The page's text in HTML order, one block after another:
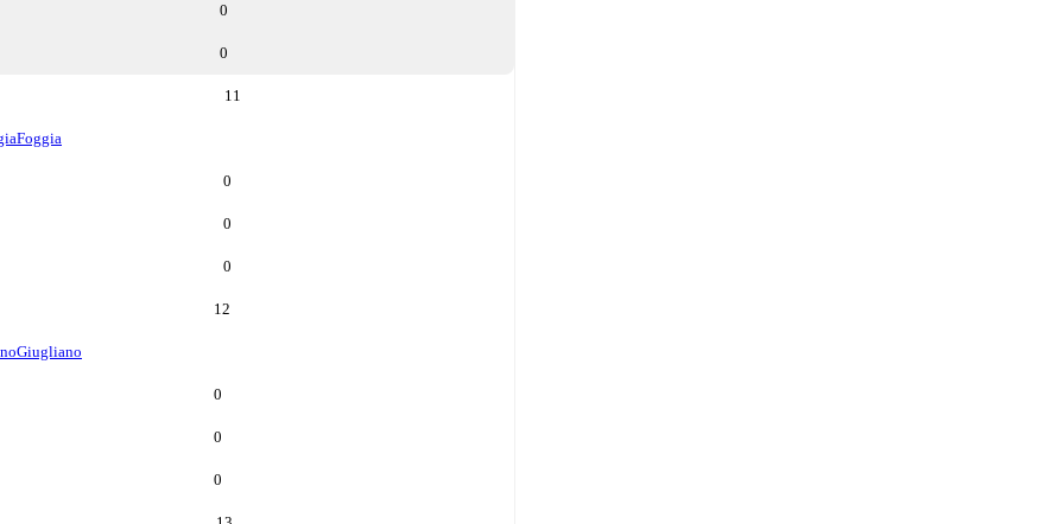
0
0
11
Foggia
0
0
0
12
Giugliano
0
0
0